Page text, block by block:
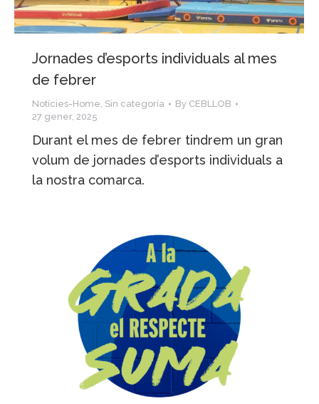
Jornades d’esports individuals al mes
de febrer
Notícies-Home Sin categoría By CEBLLOB
27 gener, 2025
Durant el mes de febrer tindrem un gran
volum de jornades d’esports individuals a
la nostra comarca.